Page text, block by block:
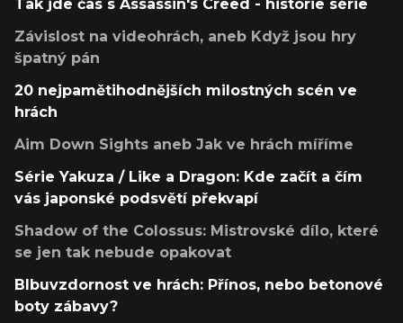
Tak jde čas s Assassin's Creed - historie série
Závislost na videohrách, aneb Když jsou hry
špatný pán
20 nejpamětihodnějších milostných scén ve
hrách
Aim Down Sights aneb Jak ve hrách míříme
Série Yakuza / Like a Dragon: Kde začít a čím
vás japonské podsvětí překvapí
Shadow of the Colossus: Mistrovské dílo, které
se jen tak nebude opakovat
Blbuvzdornost ve hrách: Přínos, nebo betonové
boty zábavy?